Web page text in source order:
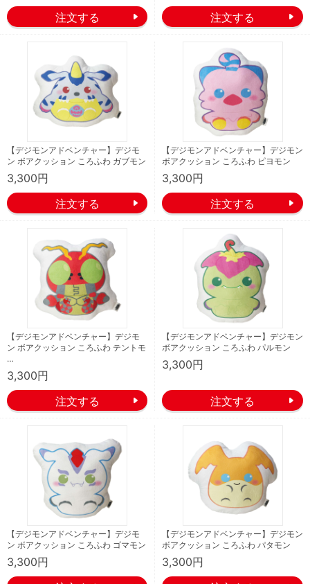
【デジモンアドベンチャー】デジモ
ン ボアクッション ころふわ ガブモン
3,300円
【デジモンアドベンチャー】デジモン
ボアクッション ころふわ ピヨモン
3,300円
【デジモンアドベンチャー】デジモ
ン ボアクッション ころふわ テントモ
…
3,300円
【デジモンアドベンチャー】デジモン
ボアクッション ころふわ パルモン
3,300円
【デジモンアドベンチャー】デジモ
ン ボアクッション ころふわ ゴマモン
3,300円
【デジモンアドベンチャー】デジモン
ボアクッション ころふわ パタモン
3,300円